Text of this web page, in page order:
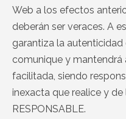
Web a los efectos
deberán ser veraces. A
garantiza la
comunique y
facilitada, siendo
inexacta que realice y
RESPONSABLE.